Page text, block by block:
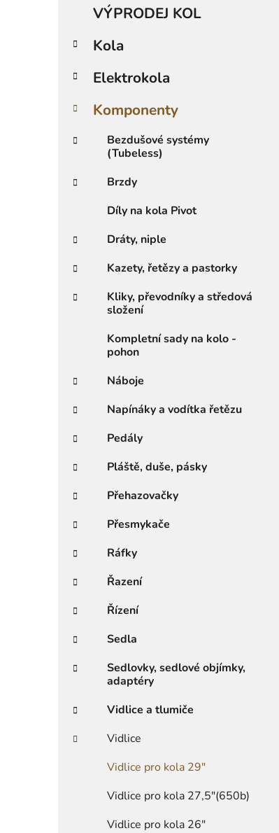
VÝPRODEJ KOL
Kola
Elektrokola
Komponenty
Bezdušové systémy
(Tubeless)
Brzdy
Díly na kola Pivot
Dráty, niple
Kazety, řetězy a pastorky
Kliky, převodníky a středová
složení
Kompletní sady na kolo -
pohon
Náboje
Napínáky a vodítka řetězu
Pedály
Pláště, duše, pásky
Přehazovačky
Přesmykače
Ráfky
Řazení
Řízení
Sedla
Sedlovky, sedlové objímky,
adaptéry
Vidlice a tlumiče
Vidlice
Vidlice pro kola 29"
Vidlice pro kola 27,5"(650b)
Vidlice pro kola 26"